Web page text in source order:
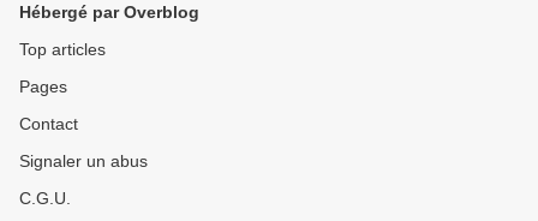
Hébergé par Overblog
Top articles
Pages
Contact
Signaler un abus
C.G.U.